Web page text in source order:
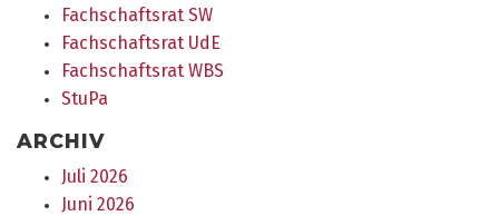
Fachschaftsrat SW
Fachschaftsrat UdE
Fachschaftsrat WBS
StuPa
ARCHIV
Juli 2026
Juni 2026